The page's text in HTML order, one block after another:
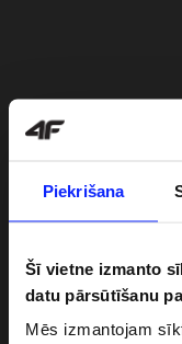
Piekrišana
Šī vietne izmanto
datu pārsūtīšanu
Mēs izmantojam